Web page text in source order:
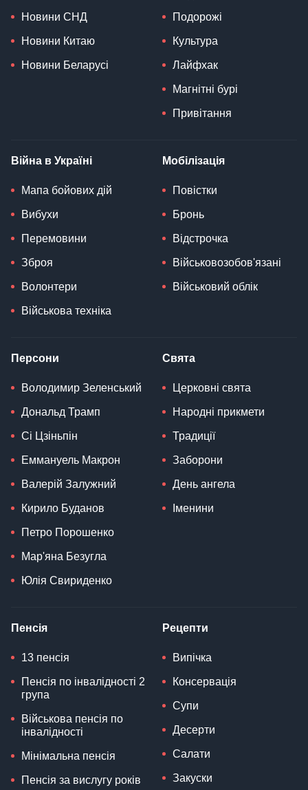
Новини СНД
Новини Китаю
Новини Беларусі
Подорожі
Культура
Лайфхак
Магнітні бурі
Привітання
Війна в Україні
Мапа бойових дій
Вибухи
Перемовини
Зброя
Волонтери
Військова техніка
Мобілізація
Повістки
Бронь
Відстрочка
Військовозобов'язані
Військовий облік
Персони
Володимир Зеленський
Дональд Трамп
Сі Цзіньпін
Еммануель Макрон
Валерій Залужний
Кирило Буданов
Петро Порошенко
Мар'яна Безугла
Юлія Свириденко
Свята
Церковні свята
Народні прикмети
Традиції
Заборони
День ангела
Іменини
Пенсія
13 пенсія
Пенсія по інвалідності 2
група
Військова пенсія по
інвалідності
Мінімальна пенсія
Пенсія за вислугу років
Рецепти
Випічка
Консервація
Супи
Десерти
Салати
Закуски